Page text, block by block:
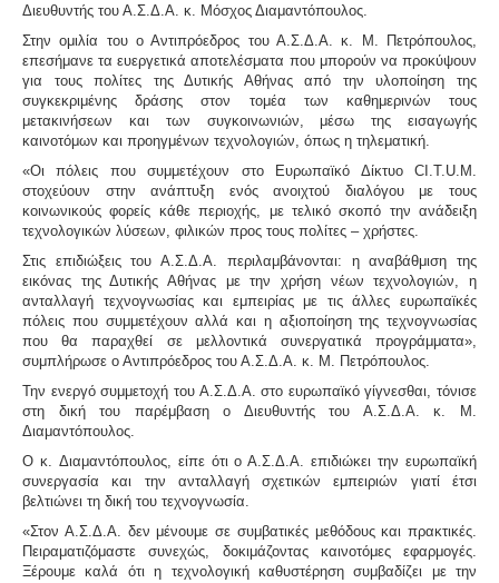
Διευθυντής του Α.Σ.Δ.Α. κ.
Μόσχος Διαμαντόπουλος
Στην ομιλία του ο Αντιπρόεδρος του Α.Σ.Δ.Α. κ.
Μ. Πετρόπουλος
επεσήμανε τα ευεργετικά αποτελέσματα που μπορούν να προκύψουν
για τους πολίτες της Δυτικής Αθήνας από την υλοποίηση της
συγκεκριμένης δράσης στον τομέα των καθημερινών τους
μετακινήσεων και των συγκοινωνιών, μέσω της εισαγωγής
καινοτόμων και προηγμένων τεχνολογιών, όπως η τηλεματική.
«Οι πόλεις που συμμετέχουν στο Ευρωπαϊκό Δίκτυο CI.T.U.M
στοχεύουν στην ανάπτυξη ενός ανοιχτού διαλόγου με τους
κοινωνικούς φορείς κάθε περιοχής, με τελικό σκοπό την ανάδειξη
τεχνολογικών λύσεων, φιλικών προς τους πολίτες – χρήστες.
Στις επιδιώξεις του Α.Σ.Δ.Α. περιλαμβάνονται: η αναβάθμιση της
εικόνας της Δυτικής Αθήνας με την χρήση νέων τεχνολογιών, η
ανταλλαγή τεχνογνωσίας και εμπειρίας με τις άλλες ευρωπαϊκές
πόλεις που συμμετέχουν αλλά και η αξιοποίηση της τεχνογνωσίας
που θα παραχθεί σε μελλοντικά συνεργατικά προγράμματα»,
συμπλήρωσε ο Αντιπρόεδρος του Α.Σ.Δ.Α. κ.
Μ. Πετρόπουλος
Την ενεργό συμμετοχή του Α.Σ.Δ.Α. στο ευρωπαϊκό γίγνεσθαι, τόνισε
στη δική του παρέμβαση ο Διευθυντής του Α.Σ.Δ.Α. κ.
Μ.
Διαμαντόπουλος
Ο κ. Διαμαντόπουλος, είπε ότι ο Α.Σ.Δ.Α. επιδιώκει την ευρωπαϊκή
συνεργασία και την ανταλλαγή σχετικών εμπειριών γιατί έτσι
βελτιώνει τη δική του τεχνογνωσία.
«Στον Α.Σ.Δ.Α. δεν μένουμε σε συμβατικές μεθόδους και πρακτικές.
Πειραματιζόμαστε συνεχώς, δοκιμάζοντας καινοτόμες εφαρμογές.
Ξέρουμε καλά ότι η τεχνολογική καθυστέρηση συμβαδίζει με την